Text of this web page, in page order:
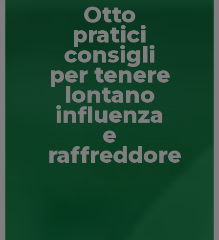
Otto
pratici
consigli
per tenere
lontano
influenza
e
raffreddore